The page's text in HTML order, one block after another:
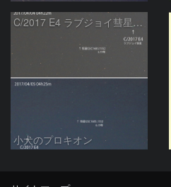
C/2017 E4 ラブジョイ彗星の動き
小犬のプロキオン